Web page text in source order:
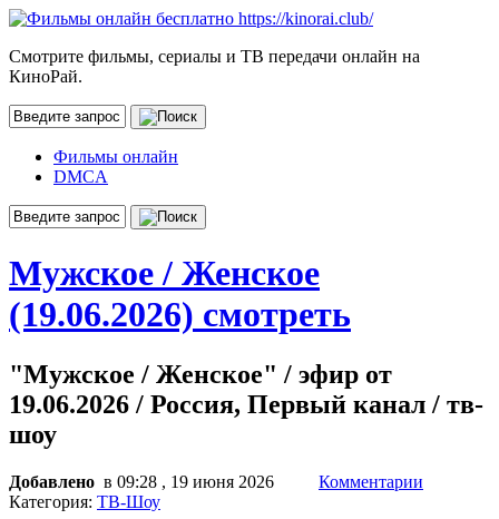
Смотрите фильмы, сериалы и ТВ передачи онлайн на
КиноРай.
Фильмы онлайн
DMCA
Мужское / Женское
(19.06.2026) смотреть
"Мужское / Женское" / эфир от
19.06.2026 / Россия, Первый канал / тв-
шоу
Добавлено в 09:28 , 19 июня 2026
Комментарии
Категория: ТВ-Шоу